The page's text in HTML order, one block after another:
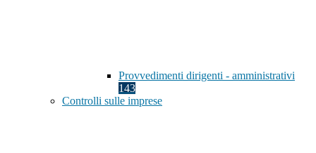
Provvedimenti dirigenti - amministrativi
143
Controlli sulle imprese